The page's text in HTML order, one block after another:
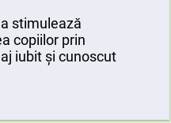
stimulează
copiilor prin
iubit și cunoscut